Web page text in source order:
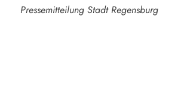
Pressemitteilung Stadt Regensburg